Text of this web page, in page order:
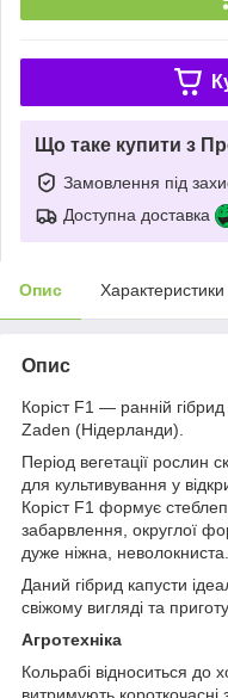
Що таке купити з
Замовлення під
Доступна доставка
Опис Характеристики
Опис
Коріст F1 — ранній
Zaden (Нідерланди).
Період вегетації рослин
для культивування у
Коріст F1 формує
забарвлення, округлої
дуже ніжна,
Даний гібрид капусти
свіжому вигляді та
Агротехніка
Кольрабі відноситься до
витримують